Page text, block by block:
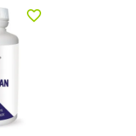
favorite_border